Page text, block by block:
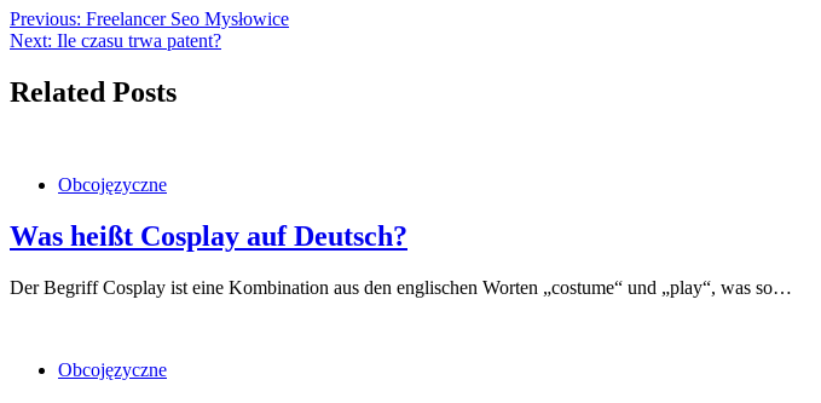
Previous: Freelancer Seo Mysłowice
Next: Ile czasu trwa patent?
Related Posts
Obcojęzyczne
Was heißt Cosplay auf Deutsch?
Der Begriff Cosplay ist eine Kombination aus den englischen Worten „costume“ und „play“, was so…
Obcojęzyczne